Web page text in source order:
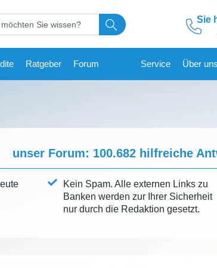
Sie
Ratgeber Forum Service Über uns
unser Forum: 100.682hilfreiche
Kein Spam. Alle externen Links zu
Banken werden zur Ihrer Sicherheit
nur durch die Redaktion gesetzt.